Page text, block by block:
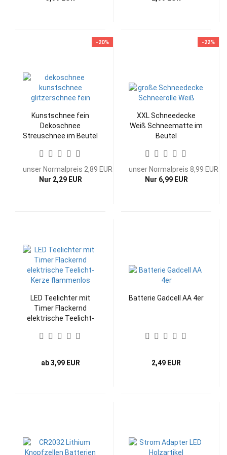
-20%
Kunstschnee fein
Dekoschnee
Streuschnee im Beutel
unser Normalpreis 2,89 EUR
Nur 2,29 EUR
-22%
XXL Schneedecke
Weiß Schneematte im
Beutel
unser Normalpreis 8,99 EUR
Nur 6,99 EUR
LED Teelichter mit
Timer Flackernd
elektrische Teelicht-
ab 3,99 EUR
Batterie Gadcell AA 4er
2,49 EUR